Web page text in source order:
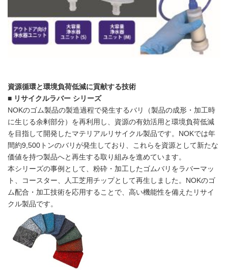
資源循環と環境負荷低減に貢献する技術
■ リサイクルラバー シリーズ
NOKのゴム製品の製造過程で発生するバリ（製品の成形・加工時
に生じる余剰部分）を再利用し、資源の有効活用と環境負荷低減
を目指して開発したマテリアルリサイクル製品です。NOKでは年
間約9,500トンのバリが発生しており、これらを資源として新たな
価値を持つ製品へと再生する取り組みを進めています。
本シリーズの事例として、粉砕・加工したゴムバリをラバーマッ
ト、コースター、人工芝用チップとして再生しました。NOKのゴ
ム配合・加工技術を応用することで、高い機能性を備えたリサイ
クル製品です。
English